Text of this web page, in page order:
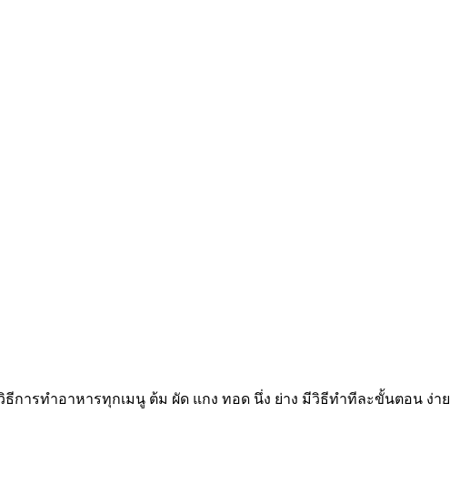
การทำอาหารทุกเมนู ต้ม ผัด แกง ทอด นึ่ง ย่าง มีวิธีทำทีละขั้นตอน ง่าย